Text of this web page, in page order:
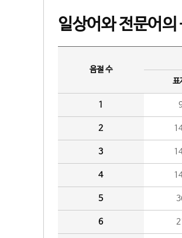
일상어와 전문어의
음절 수
표
1
2
3
4
5
6